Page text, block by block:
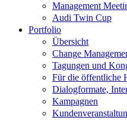
Management
Audi Twin Cup
Portfolio
Übersicht
Change
Tagungen und
Für die öffentliche
Dialogformate,
Kampagnen